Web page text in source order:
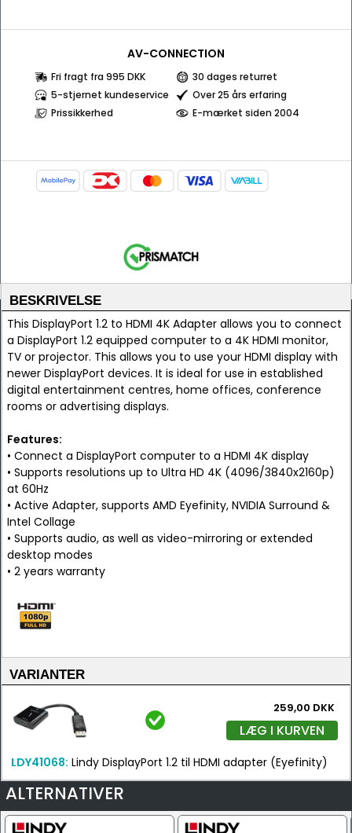
AV-CONNECTION
Fri fragt fra 995 DKK
30 dages returret
5-stjernet kundeservice
Over 25 års erfaring
Prissikkerhed
E-mærket siden 2004
BESKRIVELSE
This DisplayPort 1.2 to HDMI 4K Adapter allows you to connect
a DisplayPort 1.2 equipped computer to a 4K HDMI monitor,
TV or projector. This allows you to use your HDMI display with
newer DisplayPort devices. It is ideal for use in established
digital entertainment centres, home offices, conference
rooms or advertising displays.
Features:
• Connect a DisplayPort computer to a HDMI 4K display
• Supports resolutions up to Ultra HD 4K (4096/3840x2160p)
at 60Hz
• Active Adapter, supports AMD Eyefinity, NVIDIA Surround &
Intel Collage
• Supports audio, as well as video-mirroring or extended
desktop modes
• 2 years warranty
VARIANTER
259,00 DKK
LÆG I KURVEN
LDY41068: Lindy DisplayPort 1.2 til HDMI adapter (Eyefinity)
ALTERNATIVER